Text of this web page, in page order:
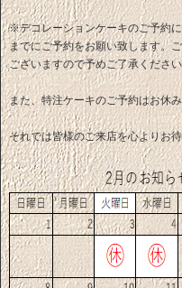
※デコレーションケーキのご予約
までにご予約をお願い致します。
ございますので予めご了承くださ
また、特注ケーキのご予約はお休
それでは皆様のご来店を心よりお